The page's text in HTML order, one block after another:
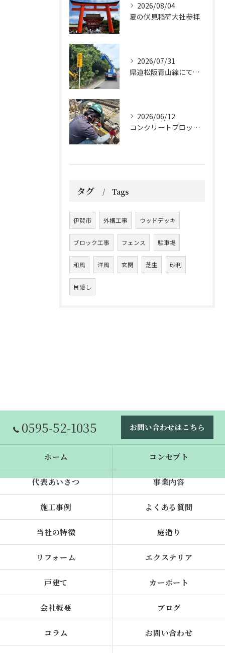
2026/08/04
夏の伏見稲荷大社参拝
2026/07/31
県道松阪青山線にて、支障木の伐採作業を行いました🌲
2026/06/12
コンクリートブロックの設置工事です。
タグ Tags
伊賀市 外構工事 ウッドデッキ
ブロック工事 フェンス 駐車場
和風 洋風 玄関 芝生 砂利
目隠し
0595-52-1035 お問い合わせはこちら
ホーム コンセプト
代表あいさつ 事業内容
施工事例 よくある質問
当社の特徴 庭造り
リフォーム エクステリア
戸建て カーポート
会社概要 ブログ
コラム お問い合わせ